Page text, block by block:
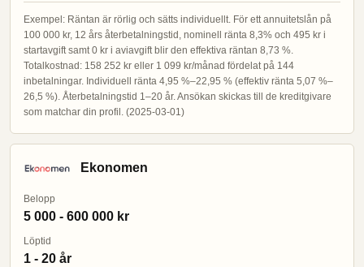
Exempel: Räntan är rörlig och sätts individuellt. För ett annuitetslån på
100 000 kr, 12 års återbetalningstid, nominell ränta 8,3% och 495 kr i
startavgift samt 0 kr i aviavgift blir den effektiva räntan 8,73 %.
Totalkostnad: 158 252 kr eller 1 099 kr/månad fördelat på 144
inbetalningar. Individuell ränta 4,95 %–22,95 % (effektiv ränta 5,07 %–
26,5 %). Återbetalningstid 1–20 år. Ansökan skickas till de kreditgivare
som matchar din profil. (2025-03-01)
Ekonomen
Belopp
5 000 - 600 000 kr
Löptid
1 - 20 år